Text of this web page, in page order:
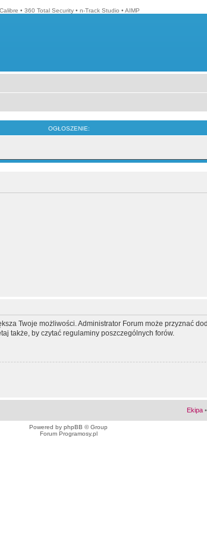
Calibre • 360 Total Security • n-Track Studio • AIMP
OGŁOSZENIE:
Twoje możliwości. Administrator Forum może przyznać
także, by czytać regulaminy poszczególnych forów.
Ekipa •
Powered by phpBB © Group
Forum Programosy.pl